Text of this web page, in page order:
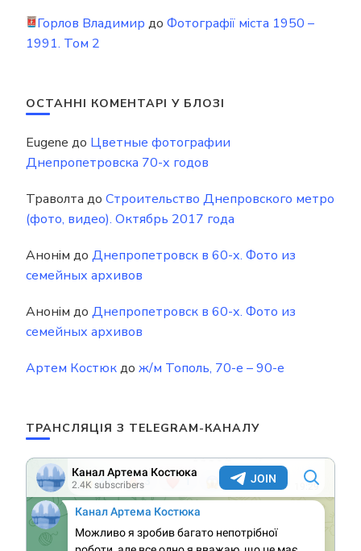
Горлов Владимир до Фотографії міста 1950 –
1991. Том 2
ОСТАННІ КОМЕНТАРІ У БЛОЗІ
Eugene до Цветные фотографии
Днепропетровска 70-х годов
Траволта до Строительство Днепровского метро
(фото, видео). Октябрь 2017 года
Анонім до Днепропетровск в 60-х. Фото из
семейных архивов
Анонім до Днепропетровск в 60-х. Фото из
семейных архивов
Артем Костюкдо ж/м Тополь, 70-е – 90-е
ТРАНСЛЯЦІЯ З TELEGRAM-КАНАЛУ